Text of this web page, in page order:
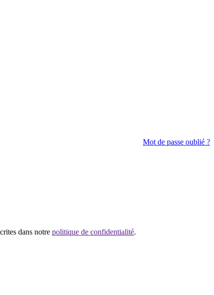
Mot de passe oublié ?
dans notre politique de confidentialité.